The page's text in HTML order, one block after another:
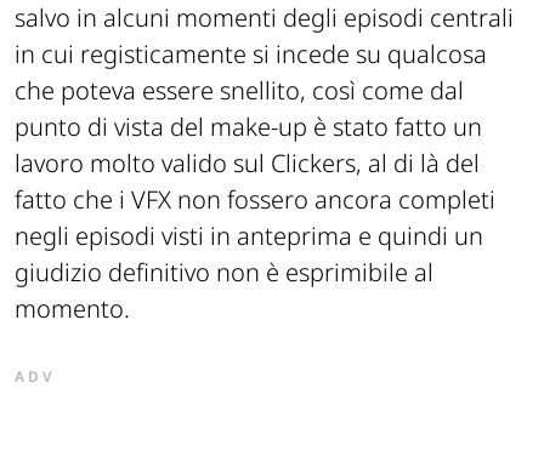
salvo in alcuni momenti degli episodi centrali
in cui registicamente si incede su qualcosa
che poteva essere snellito, così come dal
punto di vista del make-up è stato fatto un
lavoro molto valido sul Clickers, al di là del
fatto che i VFX non fossero ancora completi
negli episodi visti in anteprima e quindi un
giudizio definitivo non è esprimibile al
momento.
ADV